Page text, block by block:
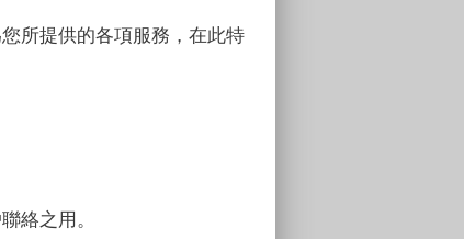
所提供的各項服務，在此特
絡之用。